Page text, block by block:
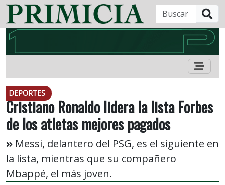
DEPORTES
Cristiano Ronaldo lidera la lista Forbes
de los atletas mejores pagados
Messi, delantero del PSG, es el siguiente en
la lista, mientras que su compañero
Mbappé, el más joven.